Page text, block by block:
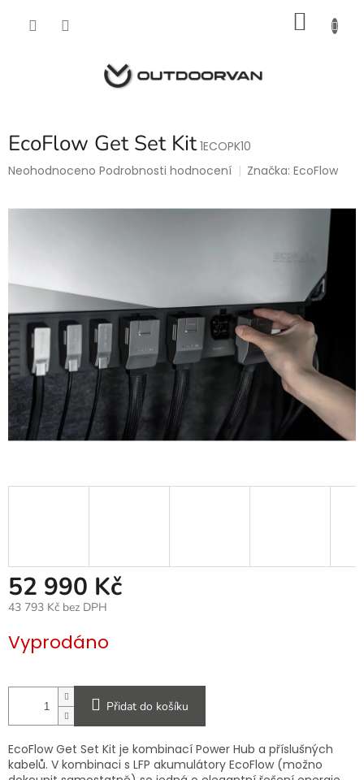
EcoFlow Get Set Kit 1ECOPK10
Průměrné
Neohodnoceno Podrobnosti hodnocení Značka:EcoFlow
52 990 Kč
43 793 Kč bez DPH
cena:
Vyprodáno
Přidat do košíku
EcoFlow Get Set Kit je kombinací Power Hub a příslušných
kabelů. V kombinaci s LFP akumulátory EcoFlow (možno